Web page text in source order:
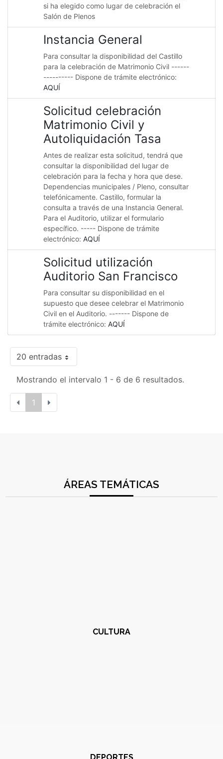
si ha elegido como lugar de celebración el
Salón de Plenos
Instancia General
Para consultar la disponibilidad del Castillo
para la celebración de Matrimonio Civil ------
---------- Dispone de trámite electrónico:
AQUÍ
Solicitud celebración
Matrimonio Civil y
Autoliquidación Tasa
Antes de realizar esta solicitud, tendrá que
consultar la disponibilidad del lugar de
celebración para la fecha y hora que dese.
Dependencias municipales / Pleno, consultar
telefónicamente. Castillo, formular la
consulta a través de una Instancia General.
Para el Auditorio, utilizar el formulario
específico. ----- Dispone de trámite
electrónico: AQUÍ
Solicitud utilización
Auditorio San Francisco
Para consultar su disponibilidad en el
supuesto que desee celebrar el Matrimonio
Civil en el Auditorio. ------- Dispone de
trámite electrónico: AQUÍ
20 entradas
Mostrando el intervalo 1 - 6 de 6 resultados.
1
ÁREAS TEMÁTICAS
CULTURA